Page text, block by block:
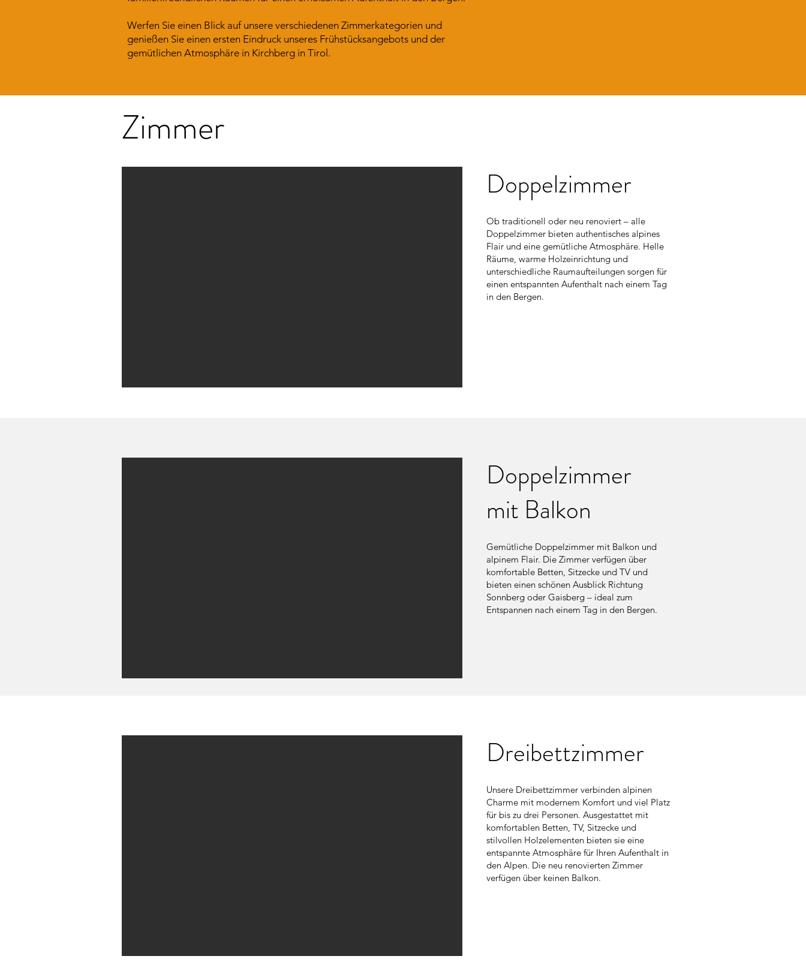
Werfen Sie einen Blick auf unsere verschiedenen Zimmerkategorien und
genießen Sie einen ersten Eindruck unseres Frühstücksangebots und der
gemütlichen Atmosphäre in Kirchberg in Tirol.
Zimmer
Doppelzimmer
Ob traditionell oder neu renoviert – alle
Doppelzimmer bieten authentisches alpines
Flair und eine gemütliche Atmosphäre. Helle
Räume, warme Holzeinrichtung und
unterschiedliche Raumaufteilungen sorgen für
einen entspannten Aufenthalt nach einem Tag
in den Bergen.
Doppelzimmer
mit Balkon
Gemütliche Doppelzimmer mit Balkon und
alpinem Flair. Die Zimmer verfügen über
komfortable Betten, Sitzecke und TV und
bieten einen schönen Ausblick Richtung
Sonnberg oder Gaisberg – ideal zum
Entspannen nach einem Tag in den Bergen.
Dreibettzimmer
Unsere Dreibettzimmer verbinden alpinen
Charme mit modernem Komfort und viel Platz
für bis zu drei Personen. Ausgestattet mit
komfortablen Betten, TV, Sitzecke und
stilvollen Holzelementen bieten sie eine
entspannte Atmosphäre für Ihren Aufenthalt in
den Alpen. Die neu renovierten Zimmer
verfügen über keinen Balkon.